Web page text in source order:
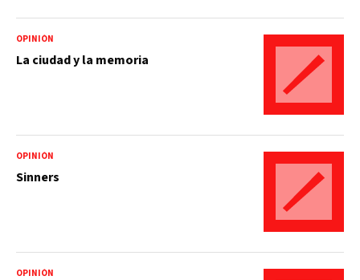
OPINIÓN
La ciudad y la memoria
OPINIÓN
Sinners
OPINIÓN